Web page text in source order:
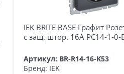
IEK BRITE BASE Графит
с защ. штор. 16А РС14-1-0-
Артикул: BR-R14-16-K53
Бренд: IEK